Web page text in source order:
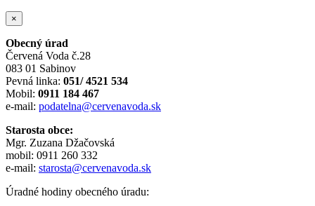
×
Obecný úrad
Červená Voda č.28
083 01 Sabinov
Pevná linka: 051/ 4521 534
Mobil: 0911 184 467
e-mail: podatelna@cervenavoda.sk
Starosta obce:
Mgr. Zuzana Džačovská
mobil: 0911 260 332
e-mail: starosta@cervenavoda.sk
Úradné hodiny obecného úradu: